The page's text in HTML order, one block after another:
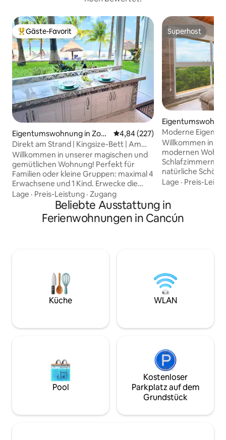
Beliebter Gäste-Favorit.
Gäste-Favorit
Eigentumswohnung in Zona
Hotelera
Durchschnittliche Bewertung:
4,84 (227)
Direkt am Strand | Kingsize-Bett | Am
Strand | Pool
Willkommen in unserer magischen und
gemütlichen Wohnung! Perfekt für
Familien oder kleine Gruppen: maximal 4
Erwachsene und 1 Kind. Erwecke die
karibische Brise in dieser exklusiven
Wohnung im Erdgeschoss mit direktem
Zugang zum Strand und zu den Pools.
Genieße den exklusiven, einzigartigen
Restaurants und Verkehrsmitteln.
Entspanne dich, entspanne dich und
erlebe das Paradies nur wenige Schritte
Lage · Preis-Leistung · Zugang
Superhost
Superhost
ún
Moderne
+ PS5+
Willkommen in
modernen
Schlafzimmern,
natürliche
einer fesselnden
Ruhe und
Natur. Tauche ein
zeitgenössischer
Komfort erhöht. BUCHE MEHR ALS
10 NÄCHTE UND
KOSTENLOSEN
(EINWEG)!
Lage · Preis-
Beliebte Ausstattung in
Ferienwohnungen in Cancún
Küche WLAN
Pool
Kostenloser
Parkplatz auf dem
Grundstück